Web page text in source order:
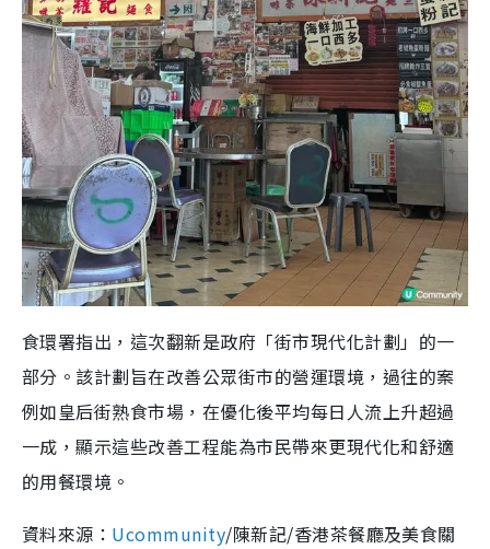
食環署指出，這次翻新是政府「街市現代化計劃」的一
部分。該計劃旨在改善公眾街市的營運環境，過往的案
例如皇后街熟食市場，在優化後平均每日人流上升超過
一成，顯示這些改善工程能為市民帶來更現代化和舒適
的用餐環境。
資料來源： Ucommunity/陳新記/香港茶餐廳及美食關